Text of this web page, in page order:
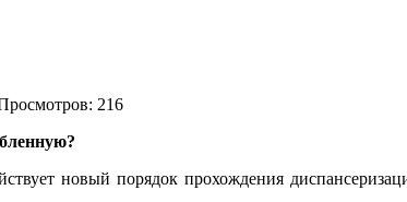
216
новый порядок прохождения